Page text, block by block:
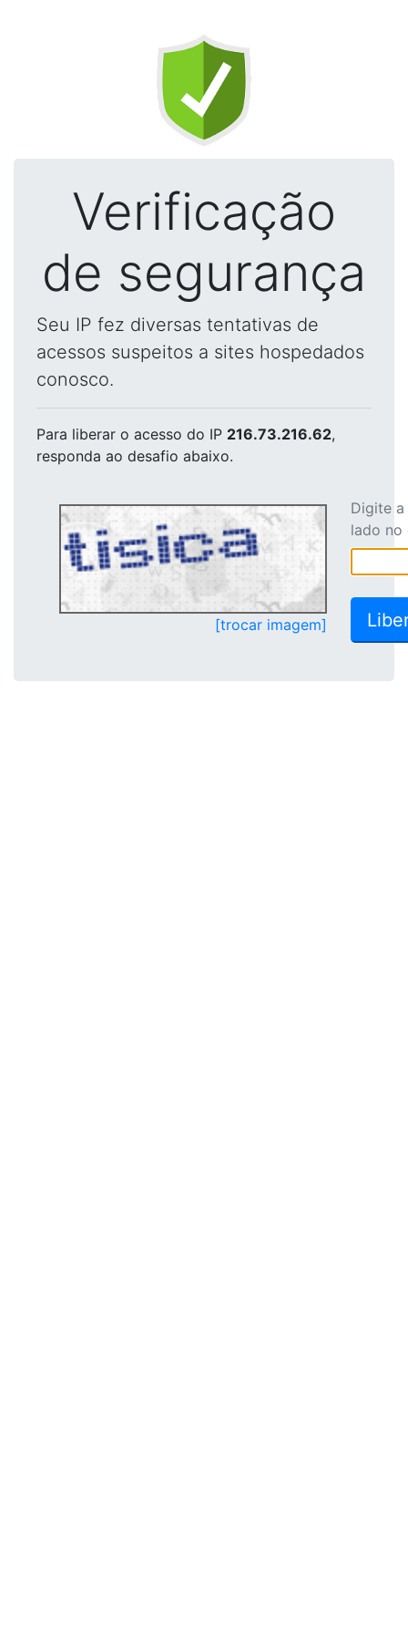
Verificação
de segurança
Seu IP fez diversas tentativas de
acessos suspeitos a sites hospedados
conosco.
Para liberar o acesso do IP 216.73.216.62,
responda ao desafio abaixo.
[trocar imagem]
Digite
lado no